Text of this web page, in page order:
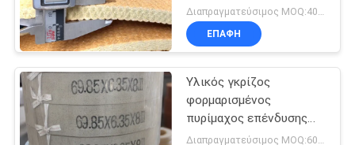
φρένων ελεύθερος για
τις πετρελαιοπηγές
βαρούλκων
Διαπραγματεύσιμος MOQ:400 ΚΛ
ΕΠΑΦΉ
Υλικός γκρίζος
φορμαρισμένος
πυρίμαχος επένδυσης
φρένων αμιάντων